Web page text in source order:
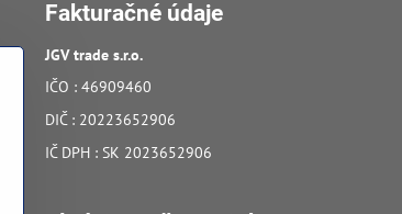
Fakturačné údaje
JGV trade s​.r​.o​.
IČO : 46909460
DIČ : 20223652906
IČ DPH : SK 2023652906